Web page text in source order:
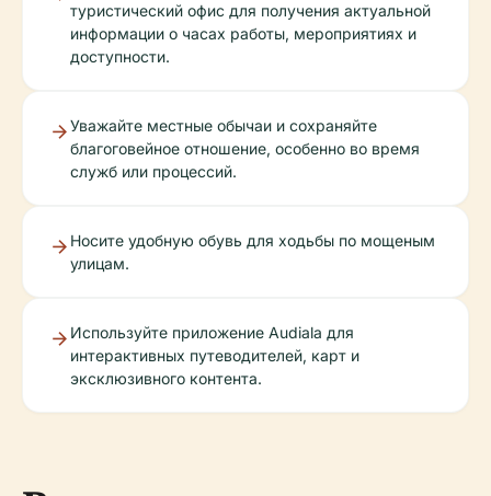
туристический офис для получения актуальной
информации о часах работы, мероприятиях и
доступности.
Уважайте местные обычаи и сохраняйте
благоговейное отношение, особенно во время
служб или процессий.
Носите удобную обувь для ходьбы по мощеным
улицам.
Используйте приложение Audiala для
интерактивных путеводителей, карт и
эксклюзивного контента.